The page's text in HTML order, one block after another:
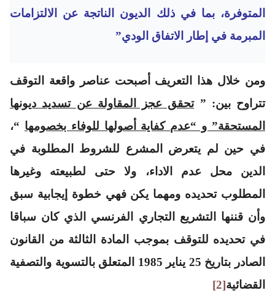
المتوفرة، بما في ذلك الديون الناتجة عن الالتزامات
المبرمة في إطار الاتفاق الودي”
ومن خلال هذا التعريف أصبحت عناصر واقعة التوقف
تتراوح بين: ”تحقق عجز المقاولة عن تسديد ديونها
المستحقة” و “عدم كفاية أصولها للوفاء بخصومها “،
في حين لم يتعرض المشرع للشروط المطلوبة في
الدين محل عدم الاداء، ولا حتى لطبيعته وغيرها
المطلوب تحديده ومهما يكن فهي خطوة إيجابية سبق
وأن قننها التشريع التجاري الفرنسي الذي كان سباقا
في تحديده للتوقف بموجب المادة الثالثة من القانون
الصادر بتاريخ 25 يناير 1985 المتعلق بالتسوية والتصفية
القضائية[2]